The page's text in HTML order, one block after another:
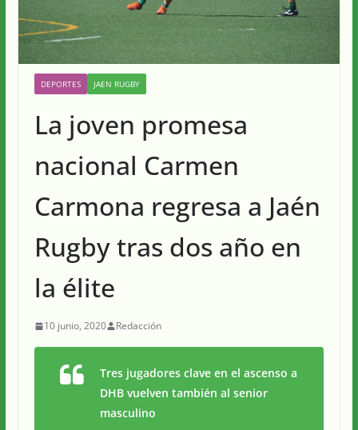
DEPORTES JAEN RUGBY
La joven promesa
nacional Carmen
Carmona regresa a Jaén
Rugby tras dos año en
la élite
10 junio, 2020 Redacción
Tres jugadores clave en el ascenso a
DHB vuelven también al senior
masculino